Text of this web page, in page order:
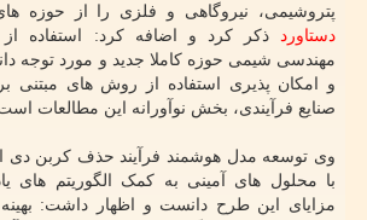
پتروشیمی، نیروگاهی و فلزی را از حوزه
دستاورد
ذکر کرد و اضافه کرد: استفاده
مهندسی شیمی حوزه کاملا جدید و مورد توجه
و امکان پذیری استفاده از روش های
صنایع فرآیندی، بخش نوآورانه این مطالعات
وی توسعه مدل هوشمند فرآیند حذف کربن دی
با محلول های آمینی به کمک الگوریتم های
مزایای این طرح دانست و اظهار داشت: